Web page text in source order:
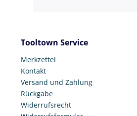
Tooltown Service
Merkzettel
Kontakt
Versand und Zahlung
Rückgabe
Widerrufsrecht